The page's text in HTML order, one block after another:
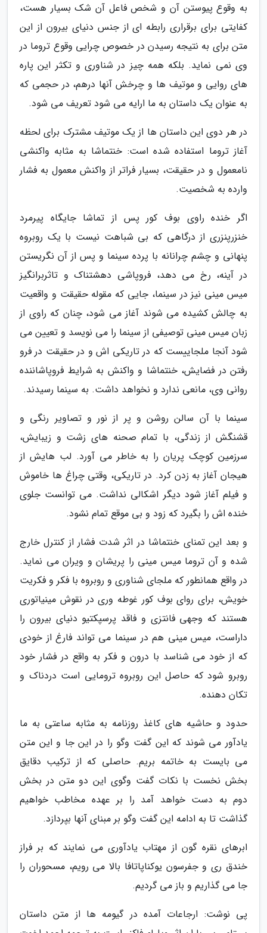
به وقوع پیوستن آن و شخص فاعل آن شک بسیار هست،
کفایتی برای برقراری رابطه ای از جنس دنیای بیرون از این
متن برای به نتیجه رسیدن در خصوص چرایی وقوع تروما در
وی نمی نماید. بلکه همه چیز در شناوری و تکثر این پاره
های روایی و موتیف ها و چرخش آنها درهم، در حجمی که
به عنوان یک داستان به ما ارایه می شود تعریف می شود.
در هر دوی این داستان ها از یک موتیف مشترک برای لحظه
آغاز تروما استفاده شده است: خنتماشا به مثابه واکنشی
نامعمول و در حقیقت، بسیار فراتر از واکنش معمول به فشار
وارده به شخصیت.
اگر خنده راوی بوف کور پس از تماشا جایگاه پیرمرد
خنزرپنزری از درگاهی که بی شباهت نیست با یک روبروه
پنهانی و چشم چرانانه با پرده سینما و پس از آن نگریستن
در آینه، رخ می دهد، فروپاشی دهشتناک و تاثربرانگیز
میس مینی نیز در سینما، جایی که مقوله حقیقت و واقعیت
به چالش کشیده می شوند آغاز می شود، چنان که راوی از
زبان میس مینی توصیفی از سینما را می نویسد و تعیین می
شود آنجا ملجاییست که در تاریکی اش و در حقیقت در فرو
رفتن در فضایش، خنتماشا و واکنش به شرایط فروپاشاننده
روانی وی، مانعی ندارد و نخواهد داشت. به سینما رسیدند.
سینما با آن سالن روشن و پر از نور و تصاویر رنگی و
قشنگش از زندگی، با تمام صحنه های زشت و زیبایش،
سرزمین کوچک پریان را به خاطر می آورد. لب هایش از
هیجان آغاز به زدن کرد. در تاریکی، وقتی چراغ ها خاموش
و فیلم آغاز شود دیگر اشکالی نداشت. می توانست جلوی
خنده اش را بگیرد که زود و بی موقع تمام نشود.
و بعد این تمنای خنتماشا در اثر شدت فشار از کنترل خارج
شده و آن تروما میس مینی را پریشان و ویران می نماید.
در واقع همانطور که ملجای شناوری و روبروه با فکر و فکریت
خویش، برای روای بوف کور غوطه وری در نقوش مینیاتوری
هستند که وجهی فانتزی و فاقد پرسپکتیو دنیای بیرون را
داراست، میس مینی هم در سینما می تواند فارغ از خودی
که از خود می شناسد با درون و فکر به واقع در فشار خود
روبرو شود که حاصل این روبروه ترومایی است دردناک و
تکان دهنده.
حدود و حاشیه های کاغذ روزنامه به مثابه ساعتی به ما
یادآور می شوند که این گفت وگو را در این جا و این متن
می بایست به خاتمه بریم. حاصلی که از ترکیب دقایق
بخش نخست با نکات گفت وگوی این دو متن در بخش
دوم به دست خواهد آمد را بر عهده مخاطب خواهیم
گذاشت تا به ادامه این گفت وگو بر مبنای آنها بپردازد.
ابرهای نقره گون از مهتاب یادآوری می نمایند که بر فراز
خندق ری و جفرسون یوکناپاتافا بالا می رویم، مسحوران را
جا می گذاریم و باز می گردیم.
پی نوشت: ارجاعات آمده در گیومه ها از متن داستان